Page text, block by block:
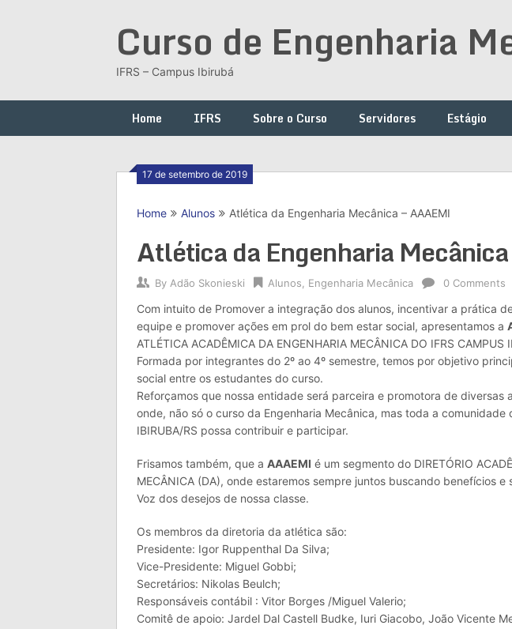
Curso de Engenharia
IFRS – Campus Ibirubá
Home IFRS Sobre o Curso Servidores Estágio
17 de setembro de 2019
Home Alunos Atlética da Engenharia Mecânica – AAAEMI
Atlética da Engenharia
By Adão Skonieski Alunos Engenharia Mecânica 0 Comments
Com intuito de Promover a integração dos alunos, incentivar a prática
equipe e promover ações em prol do bem estar social, apresentamos a
ATLÉTICA ACADÊMICA DA ENGENHARIA MECÂNICA DO IFRS CAMPUS
Formada por integrantes do 2º ao 4º semestre, temos por objetivo
social entre os estudantes do curso.
Reforçamos que nossa entidade será parceira e promotora de diversas
onde, não só o curso da Engenharia Mecânica, mas toda a comunidade
IBIRUBA/RS possa contribuir e participar.
Frisamos também, que a AAAEMI é um segmento do DIRETÓRIO
MECÂNICA (DA), onde estaremos sempre juntos buscando benefícios
Voz dos desejos de nossa classe.
Os membros da diretoria da atlética são:
Presidente: Igor Ruppenthal Da Silva;
Vice-Presidente: Miguel Gobbi;
Secretários: Nikolas Beulch;
Responsáveis contábil : Vitor Borges /Miguel Valerio;
Comitê de apoio: Jardel Dal Castell Budke, Iuri Giacobo, João Vicente